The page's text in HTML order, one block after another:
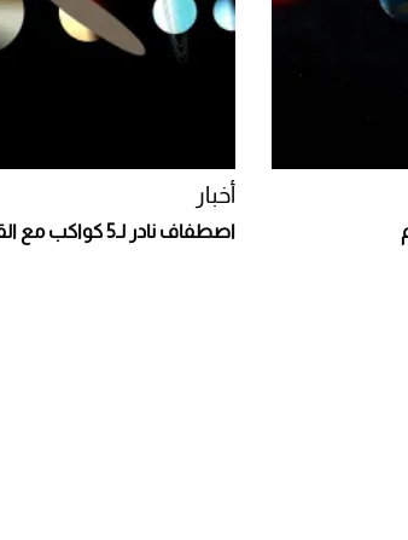
أخبار
اصطفاف نادر لـ5 كواكب مع القمر في هذا التوقيت